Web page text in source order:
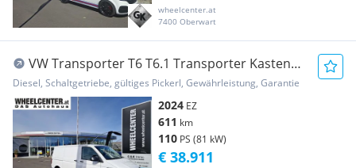
wheelcenter.at
7400 Oberwart
VW Transporter T6 T6.1 Transporter Kasten
2.0 TDI * TEMPOMAT * EI... Transporter /
Kastenwagen
Diesel, Schaltgetriebe, gültiges Pickerl, Gewährleistung, Garantie
2024 EZ
611 km
110 PS (81 kW)
€ 38.911